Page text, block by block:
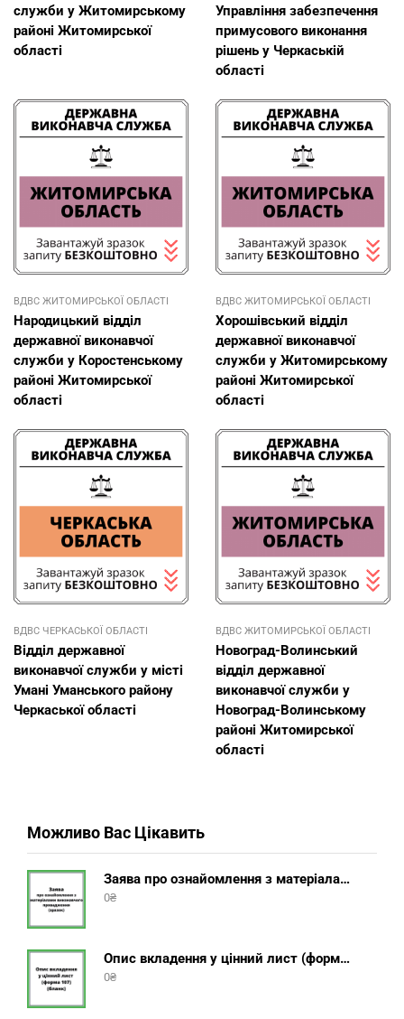
служби у Житомирському
районі Житомирської
області
Управління забезпечення
примусового виконання
рішень у Черкаській
області
ВДВС ЖИТОМИРСЬКОЇ ОБЛАСТІ
Народицький відділ
державної виконавчої
служби у Коростенському
районі Житомирської
області
ВДВС ЖИТОМИРСЬКОЇ ОБЛАСТІ
Хорошівський відділ
державної виконавчої
служби у Житомирському
районі Житомирської
області
ВДВС ЧЕРКАСЬКОЇ ОБЛАСТІ
Відділ державної
виконавчої служби у місті
Умані Уманського району
Черкаської області
ВДВС ЖИТОМИРСЬКОЇ ОБЛАСТІ
Новоград-Волинський
відділ державної
виконавчої служби у
Новоград-Волинському
районі Житомирської
області
Можливо Вас Цікавить
Заява про ознайомлення з матеріалами виконавчого провадження (зразок, шаблон 2025 року)
0₴
Опис вкладення у цінний лист (форма 107) + інструкція відправлення цінного листа з описом вкладення
0₴